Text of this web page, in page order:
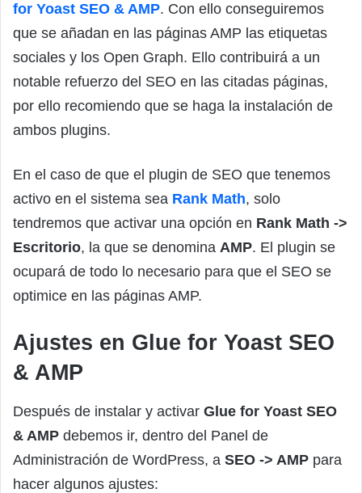
for Yoast SEO & AMP. Con ello conseguiremos
que se añadan en las páginas AMP las etiquetas
sociales y los Open Graph. Ello contribuirá a un
notable refuerzo del SEO en las citadas páginas,
por ello recomiendo que se haga la instalación de
ambos plugins.
En el caso de que el plugin de SEO que tenemos
activo en el sistema sea Rank Math, solo
tendremos que activar una opción en Rank Math ->
Escritorio, la que se denomina AMP. El plugin se
ocupará de todo lo necesario para que el SEO se
optimice en las páginas AMP.
Ajustes en Glue for Yoast SEO
& AMP
Después de instalar y activar Glue for Yoast SEO
& AMP debemos ir, dentro del Panel de
Administración de WordPress, a SEO -> AMP para
hacer algunos ajustes: